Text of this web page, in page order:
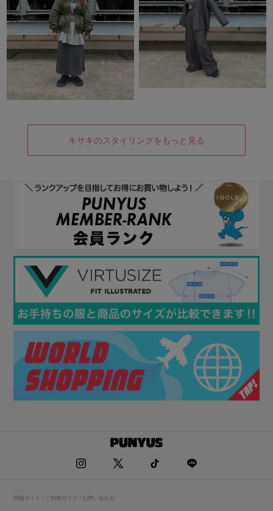
キサキのスタイリングをもっと見る
関連サイト / ご利用ガイド / お問い合わせ